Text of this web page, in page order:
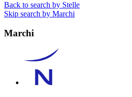
Back to search by Stelle
Skip search by Marchi
Marchi